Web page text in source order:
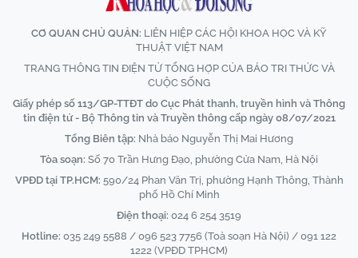
CƠ QUAN CHỦ QUẢN: LIÊN HIỆP CÁC HỘI KHOA HỌC VÀ KỸ
THUẬT VIỆT NAM
TRANG THÔNG TIN ĐIỆN TỬ TỔNG HỢP CỦA BÁO TRI THỨC VÀ
CUỘC SỐNG
Giấy phép số 113/GP-TTĐT do Cục Phát thanh, truyền hình và Thông
tin điện tử - Bộ Thông tin và Truyền thông cấp ngày 08/07/2021
Tổng Biên tập: Nhà báo Nguyễn Thị Mai Hương
Tòa soạn: Số 70 Trần Hưng Đạo, phường Cửa Nam, Hà Nội
VPĐD tại TP.HCM: 590/24 Phan Văn Trị, phường Hạnh Thông, Thành
phố Hồ Chí Minh
Điện thoại: 024 6 254 3519
Hotline: 035 249 5588 / 096 523 7756 (Toà soạn Hà Nội) / 091 122
1222 (VPĐD TPHCM)